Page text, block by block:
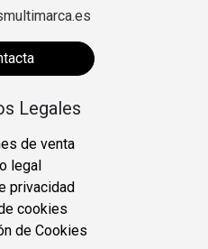
Legales
de venta
legal
privacidad
cookies
de Cookies